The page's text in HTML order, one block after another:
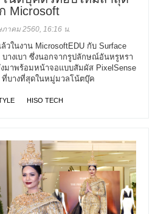
Microsoft
าคม 2560, 16:16 น.
วในงาน MicrosoftEDU กับ Surface
างเบา ซึ่งนอกจากรูปลักษณ์อันหรูหรา
งมาพร้อมหน้าจอแบบสัมผัส PixelSense
ที่บางที่สุดในหมู่มวลโน้ตบุ๊ค
HISO TECH